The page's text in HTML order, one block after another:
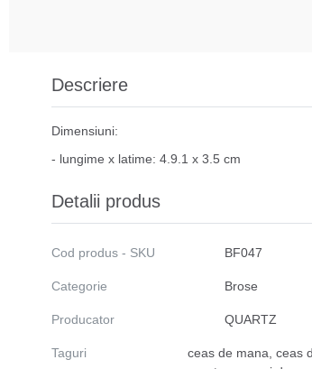
Descriere
Dimensiuni:
- lungime x latime: 4.9.1 x 3.5 cm
Detalii produs
Cod produs - SKU BF047
Categorie Brose
Producator QUARTZ
Taguri ceas de mana ceas